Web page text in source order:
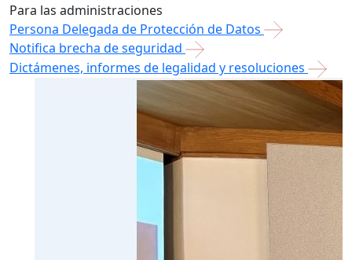
Para las administraciones
Persona Delegada de Protección de Datos
Notifica brecha de seguridad
Dictámenes, informes de legalidad y resoluciones